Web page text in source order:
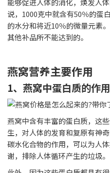
能够促进人体的消化，焕发人
说，1000克中就含有50％的蛋
的水分和将近10％的微量元素
其他补品所不能达到的。
燕窝营养主要作用
1、燕窝中蛋白质的作用
燕窝中含有丰富的蛋白质，这
生，对人体的发育和复原有神
碳水化合物的作用，可以为人
谢，排除人体循环产生的垃圾。